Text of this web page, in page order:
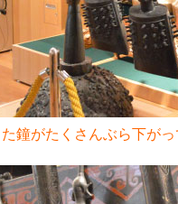
鐘がたくさんぶら下が